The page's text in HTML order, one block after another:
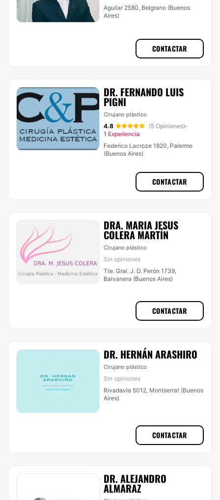
Aguilar 2580, Belgrano (Buenos
Aires)
CONTACTAR
DR. FERNANDO LUIS
PIGNI
Cirujano plástico
4.8 (5 Opiniones)·
1 Experiencia
Federico Lacroze 1820, Palermo
(Buenos Aires)
CONTACTAR
DRA. MARIA JESUS
COLERA MARTÍN
Cirujano plástico
Sin opiniones
Tte. Gral. J. D. Perón 1739,
Balvanera (Buenos Aires)
CONTACTAR
DR. HERNÁN ARASHIRO
Cirujano plástico
Sin opiniones
Rivadavia 5012, Montserrat (Buenos
Aires)
CONTACTAR
DR. ALEJANDRO
ALMARAZ